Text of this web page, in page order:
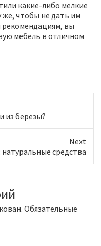
какие-либо мелкие
же, чтобы не дать им
рекомендациям, вы
мебель в отличном
из березы?
Next
средства
Обязательные